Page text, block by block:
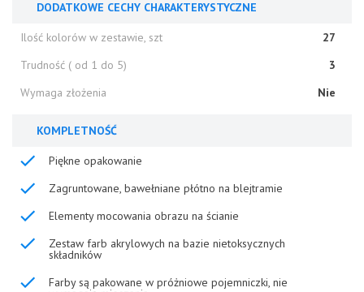
DODATKOWE CECHY CHARAKTERYSTYCZNE
Ilość kolorów w zestawie, szt
27
Trudność ( od 1 do 5)
3
Wymaga złożenia
Nie
KOMPLETNOŚĆ
Piękne opakowanie
Zagruntowane, bawełniane płótno na blejtramie
Elementy mocowania obrazu na ścianie
Zestaw farb akrylowych na bazie nietoksycznych
składników
Farby są pakowane w próżniowe pojemniczki, nie